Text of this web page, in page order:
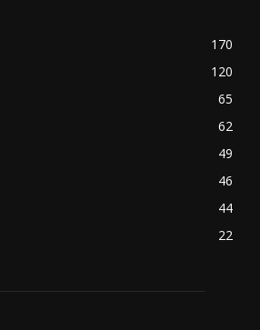
170
120
65
62
49
46
44
22